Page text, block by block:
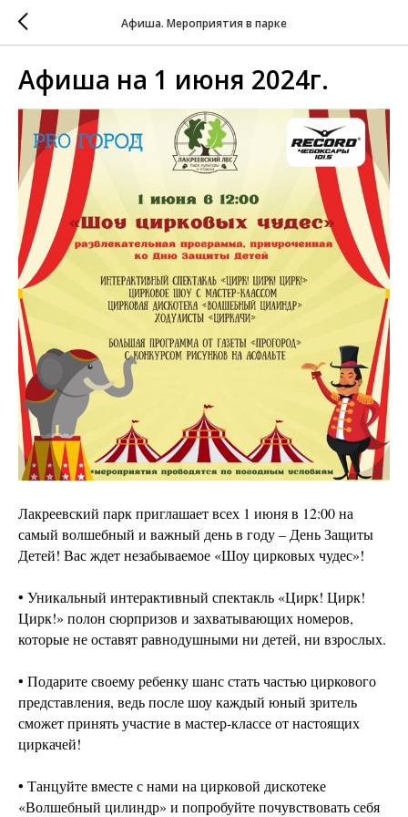
Афиша. Мероприятия в парке
Афиша на 1 июня 2024г.
Лакреевский парк приглашает всех 1 июня в 12:00 на
самый волшебный и важный день в году – День Защиты
Детей! Вас ждет незабываемое «Шоу цирковых чудес»!
• Уникальный интерактивный спектакль «Цирк! Цирк!
Цирк!» полон сюрпризов и захватывающих номеров,
которые не оставят равнодушными ни детей, ни взрослых.
• Подарите своему ребенку шанс стать частью циркового
представления, ведь после шоу каждый юный зритель
сможет принять участие в мастер-классе от настоящих
циркачей!
• Танцуйте вместе с нами на цирковой дискотеке
«Волшебный цилиндр» и попробуйте почувствовать себя